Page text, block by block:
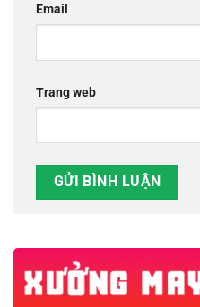
Email
Trang web